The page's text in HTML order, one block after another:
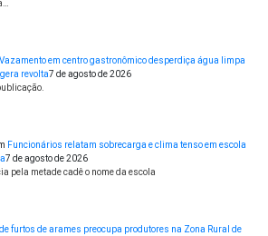
Vazamento em centro gastronômico desperdiça água limpa
revolta7 de agosto de 2026
Funcionários relatam sobrecarga e clima tenso em escola
7 de agosto de 2026
pela metade cadê o nome da escola
furtos de arames preocupa produtores na Zona Rural de